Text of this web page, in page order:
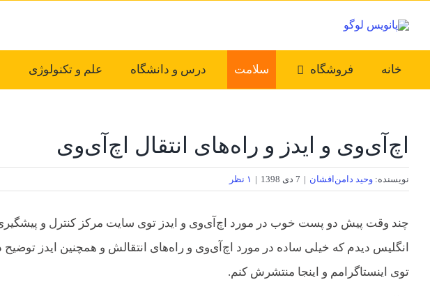
content
خانه فروشگاه سلامت درس و دانشگاه علم و تکنولوژی
اچ‌آی‌وی و ایدز و راه‌های انتقال اچ‌آی‌وی
نویسنده: وحید دامن‌افشان | 7 دی 1398 | ۱ نظر
چند وقت پیش دو پست خوب در مورد اچ‌آی‌وی و ایدز توی سایت مرکز کنترل و
انگلیس دیدم که خیلی ساده در مورد اچ‌آی‌وی و راه‌های انتقالش و همچنین ایدز
توی اینستاگرامم و اینجا منتشرش کنم.